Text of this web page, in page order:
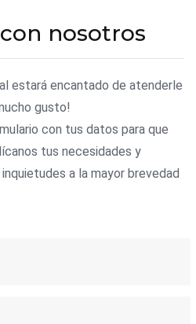
nosotros
estará encantado de atenderle
gusto!
con tus datos para que
tus necesidades y
a la mayor brevedad